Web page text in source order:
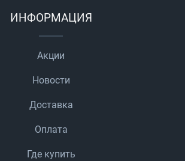
ИНФОРМАЦИЯ
Акции
Новости
Доставка
Оплата
Где купить